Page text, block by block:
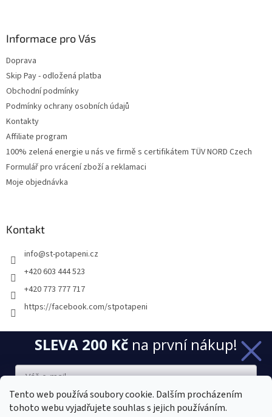
Tento web používá soubory cookie. Dalším procházením
tohoto webu vyjadřujete souhlas s jejich používáním.
Informace pro Vás
Doprava
Skip Pay - odložená platba
Obchodní podmínky
Podmínky ochrany osobních údajů
Kontakty
Affiliate program
100% zelená energie u nás ve firmě s certifikátem TÜV NORD Czech
Formulář pro vrácení zboží a reklamaci
Moje objednávka
Kontakt
info@st-potapeni.cz
+420 603 444 523
+420 773 777 717
https://facebook.com/stpotapeni
Přijímáme online platby
SLEVA 200 Kč na první nákup!
Chci novinky a slevu